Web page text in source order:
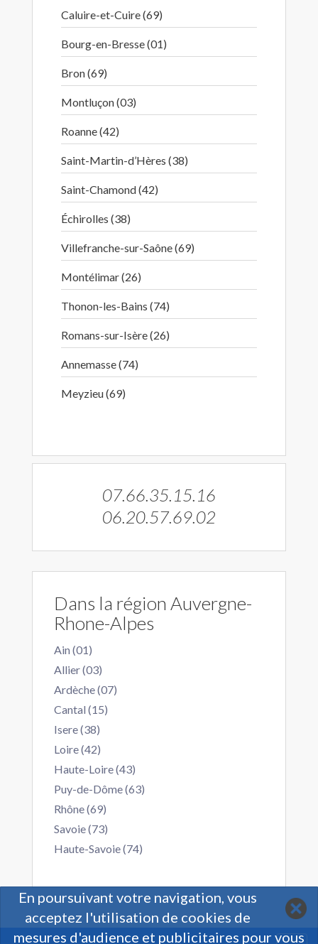
Caluire-et-Cuire (69)
Bourg-en-Bresse (01)
Bron (69)
Montluçon (03)
Roanne (42)
Saint-Martin-d’Hères (38)
Saint-Chamond (42)
Échirolles (38)
Villefranche-sur-Saône (69)
Montélimar (26)
Thonon-les-Bains (74)
Romans-sur-Isère (26)
Annemasse (74)
Meyzieu (69)
07.66.35.15.16
06.20.57.69.02
Dans la région Auvergne-
Rhone-Alpes
Ain (01)
Allier (03)
Ardèche (07)
Cantal (15)
Isere (38)
Loire (42)
Haute-Loire (43)
Puy-de-Dôme (63)
Rhône (69)
Savoie (73)
Haute-Savoie (74)
En poursuivant votre navigation, vous
acceptez l'utilisation de cookies de
mesures d'audience et publicitaires pour vous